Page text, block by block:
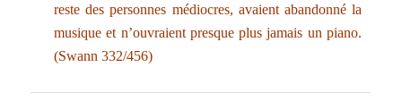
reste des personnes médiocres, avaient abandonné la
musique et n’ouvraient presque plus jamais un piano.
(Swann 332/456)